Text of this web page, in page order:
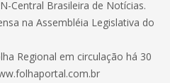
Central Brasileira de Notícias.
na Assembléia Legislativa do
Regional em circulação há 30